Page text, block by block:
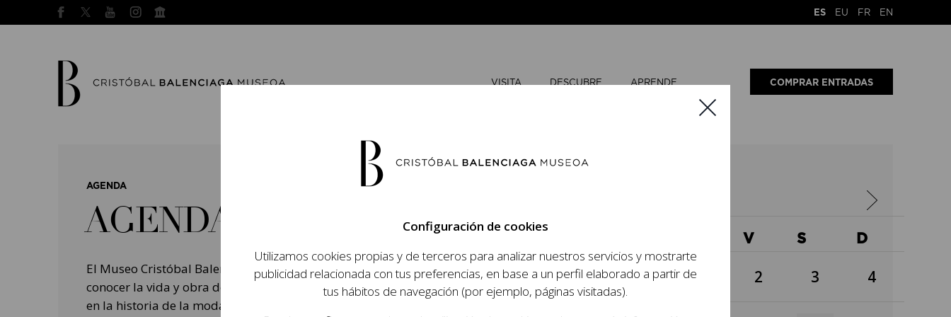
ES EU FR EN
VISITA DESCUBRE APRENDE COMPRAR ENTRADAS
AGENDA
AGENDA
El Museo Cristóbal Balenciaga tiene como objetivo dar a
conocer la vida y obra del prestigioso modista, su relevancia
en la historia de la moda, y la contemporaneidad de su legado.
V S D
2 3 4
Configuración de cookies
Utilizamos cookies propias y de terceros para analizar nuestros servicios y mostrarte
publicidad relacionada con tus preferencias, en base a un perfil elaborado a partir de
tus hábitos de navegación (por ejemplo, páginas visitadas).